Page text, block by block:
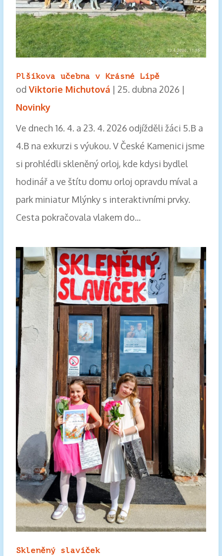
Plšíkova učebna v Krásné Lípě
od Viktorie Michutová| 25. dubna 2026|
Novinky
Ve dnech 16. 4. a 23. 4. 2026 odjížděli žáci 5.B a
4.B na exkurzi s výukou. V České Kamenici jsme
si prohlédli skleněný orloj, kde kdysi bydlel
hodinář a ve štítu domu orloj opravdu míval a
park miniatur Mlýnky s interaktivními prvky.
Cesta pokračovala vlakem do...
Skleněný slavíček